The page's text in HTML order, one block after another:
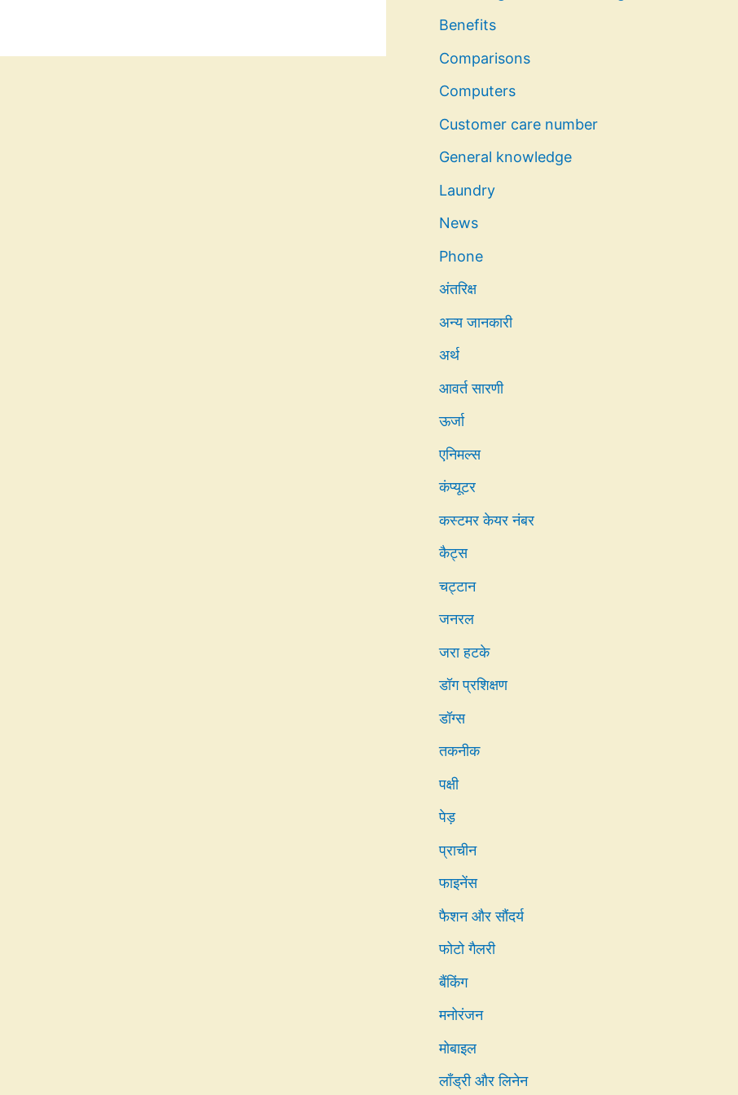
Benefits
Comparisons
Computers
Customer care number
General knowledge
Laundry
News
Phone
अंतरिक्ष
अन्य जानकारी
अर्थ
आवर्त सारणी
ऊर्जा
एनिमल्स
कंप्यूटर
कस्टमर केयर नंबर
कैट्स
चट्टान
जनरल
जरा हटके
डॉग प्रशिक्षण
डॉग्स
तकनीक
पक्षी
पेड़
प्राचीन
फाइनेंस
फैशन और सौंदर्य
फोटो गैलरी
बैंकिंग
मनोरंजन
मोबाइल
लाँड्री और लिनेन